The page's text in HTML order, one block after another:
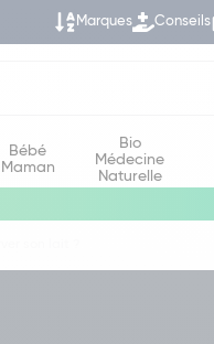
Marques Conseils
Bébé
Maman
Bio
Médecine
Naturelle